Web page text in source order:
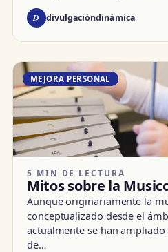
D divulgacióndinámica
MEJORA PERSONAL
5 MIN DE LECTURA
Mitos sobre la
Aunque originariamente la
conceptualizado desde el
actualmente se han
de…